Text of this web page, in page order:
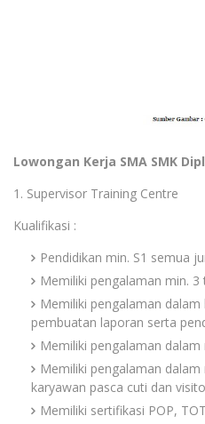
Lowongan Kerja SMA SMK
1. Supervisor Training Centre
Kualifikasi :
Pendidikan min. S1 semua
Memiliki pengalaman min.
Memiliki pengalaman
pembuatan laporan serta
Memiliki pengalaman
Memiliki pengalaman
karyawan pasca cuti dan
Memiliki sertifikasi POP,